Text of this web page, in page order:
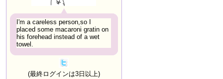
I'm a careless person,so I
placed some macaroni gratin on
his forehead instead of a wet
towel.
(最終ログインは3日以上)